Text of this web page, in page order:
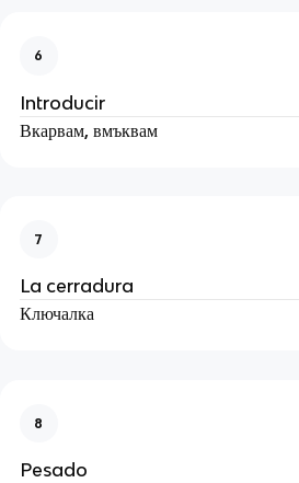
6
Introducir
Вкарвам, вмъквам
7
La cerradura
Ключалка
8
Pesado